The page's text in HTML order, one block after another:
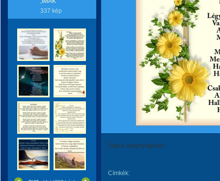
337 kép
Segíts megnyugodni.
Címkék: